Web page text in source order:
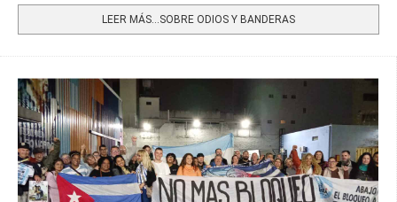
LEER MÁS…SOBRE ODIOS Y BANDERAS